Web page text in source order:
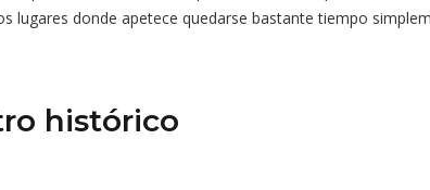
lugares donde apetece quedarse bastante tiempo
histórico